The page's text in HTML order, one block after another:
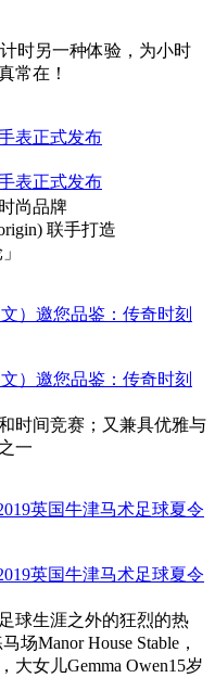
时另一种体验，为小时
常在！
表正式发布
表正式发布
尚品牌
联手打造
）邀您品鉴：传奇时刻
）邀您品鉴：传奇时刻
时间竞赛；又兼具优雅与
一
英国牛津马术足球夏令
英国牛津马术足球夏令
球生涯之外的狂烈的热
Manor House Stable，
女儿Gemma Owen15岁